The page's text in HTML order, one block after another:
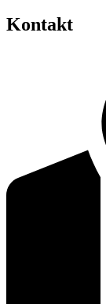
Kontakt